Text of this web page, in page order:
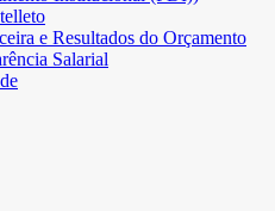
e Resultados do Orçamento
Salarial